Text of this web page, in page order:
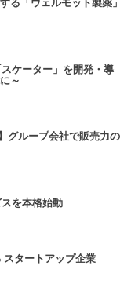
る「ウェルモット製薬」
ケーター」を開発・導
～
グループ会社で販売力の
を本格始動
スタートアップ企業